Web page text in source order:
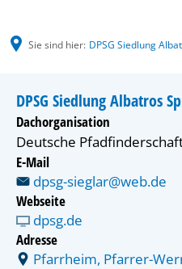
Sie sind hier: DPSG Siedlung
DPSG Siedlung Albatros
Dachorganisation
Deutsche
E-Mail
dpsg-sieglar@web.de
Webseite
dpsg.de
Adresse
Pfarrheim, Pfarrer-